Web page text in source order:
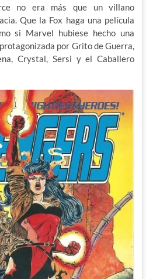
no era más que un villano
Que la Fox haga una película
si Marvel hubiese hecho una
por Grito de Guerra,
Crystal, Sersi y el Caballero